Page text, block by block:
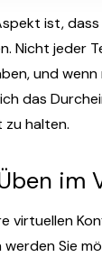
ist, dass
Nicht jeder
und
das
zu halten.
im
virtuellen
Sie